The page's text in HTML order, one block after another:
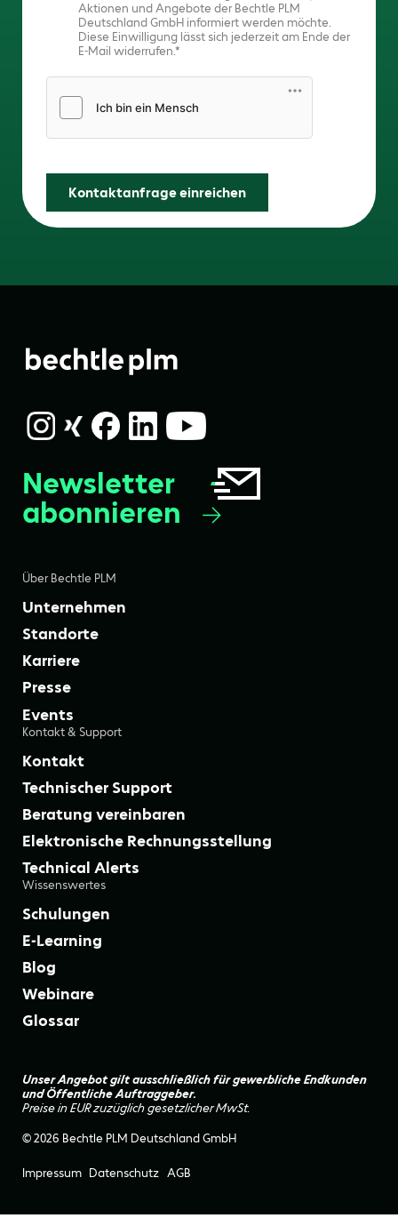
Aktionen und Angebote der Bechtle PLM
Deutschland GmbH informiert werden möchte.
Diese Einwilligung lässt sich jederzeit am Ende der
E-Mail widerrufen.
Kontaktanfrage einreichen
Über Bechtle PLM
Unternehmen
Standorte
Karriere
Presse
Events
Kontakt & Support
Kontakt
Technischer Support
Beratung vereinbaren
Elektronische Rechnungsstellung
Technical Alerts
Wissenswertes
Schulungen
E-Learning
Blog
Webinare
Glossar
Newsletter
abonnieren
Unser Angebot gilt ausschließlich für gewerbliche Endkunden
und Öffentliche Auftraggeber.
Preise in EUR zuzüglich gesetzlicher MwSt.
© 2026 Bechtle PLM Deutschland GmbH
Impressum Datenschutz AGB